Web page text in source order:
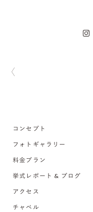
コンセプト
フォトギャラリー
料金プラン
挙式レポート & ブログ
アクセス
チャペル